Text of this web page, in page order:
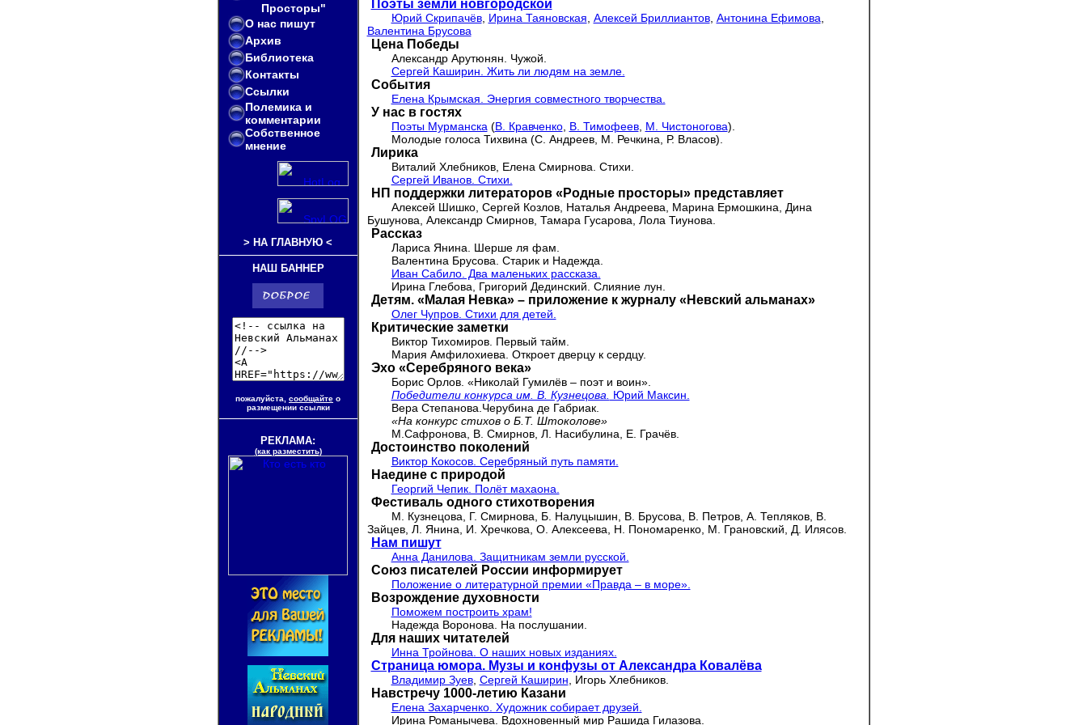
Просторы"
О нас пишут
Архив
Библиотека
Контакты
Ссылки
Полемика и
комментарии
Собственное
мнение
> НА ГЛАВНУЮ <
НАШ БАННЕР
пожалуйста, сообщайте о
размещении ссылки
РЕКЛАМА:
(как разместить)
Поэты земли новгородской
Юрий Скрипачёв, Ирина Таяновская Алексей Бриллиантов, Антонина Ефимова
Валентина Брусова
Цена Победы
Александр Арутюнян. Чужой.
Сергей Каширин. Жить ли людям на земле.
События
Елена Крымская. Энергия совместного творчества.
У нас в гостях
Поэты Мурманска (В. Кравченко, В. Тимофеев, М. Чистоногова).
Молодые голоса Тихвина (С. Андреев, М. Речкина, Р. Власов).
Лирика
Виталий Хлебников, Елена Смирнова. Стихи.
Сергей Иванов. Стихи.
НП поддержки литераторов «Родные просторы» представляет
Алексей Шишко, Сергей Козлов, Наталья Андреева, Марина Ермошкина, Дина
Бушунова, Александр Смирнов, Тамара Гусарова, Лола Тиунова.
Рассказ
Лариса Янина. Шерше ля фам.
Валентина Брусова. Старик и Надежда.
Иван Сабило. Два маленьких рассказа.
Ирина Глебова, Григорий Дединский. Слияние лун.
Детям. «Малая Невка» – приложение к журналу «Невский альманах»
Олег Чупров. Стихи для детей.
Критические заметки
Виктор Тихомиров. Первый тайм.
Мария Амфилохиева. Откроет дверцу к сердцу.
Эхо «Серебряного века»
Борис Орлов. «Николай Гумилёв – поэт и воин».
Победители конкурса им. В. Кузнецова.
Юрий Максин.
Вера Степанова.Черубина де Габриак.
«На конкурс стихов о Б.Т. Штоколове»
М.Сафронова, В. Смирнов, Л. Насибулина, Е. Грачёв.
Достоинство поколений
Виктор Кокосов. Серебряный путь памяти.
Наедине с природой
Георгий Чепик. Полёт махаона.
Фестиваль одного стихотворения
М. Кузнецова, Г. Смирнова, Б. Налуцышин, В. Брусова, В. Петров, А. Тепляков, В.
Зайцев, Л. Янина, И. Хречкова, О. Алексеева, Н. Пономаренко, М. Грановский, Д. Илясов.
Нам пишут
Анна Данилова. Защитникам земли русской.
Союз писателей России информирует
Положение о литературной премии «Правда – в море».
Возрождение духовности
Поможем построить храм!
Надежда Воронова. На послушании.
Для наших читателей
Инна Тройнова. О наших новых изданиях.
Страница юмора. Музы и конфузы от Александра Ковалёва
Владимир Зуев, Сергей Каширин , Игорь Хлебников.
Навстречу 1000-летию Казани
Елена Захарченко. Художник собирает друзей.
Ирина Романычева. Вдохновенный мир Рашида Гилазова.